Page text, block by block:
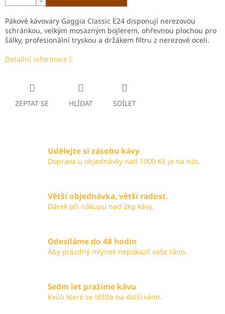
Pákové kávovary Gaggia Classic E24 disponují nerezovou
schránkou, velkým mosazným bojlerem, ohřevnou plochou pro
šálky, profesionální tryskou a držákem filtru z nerezové oceli.
Detailní informace
ZEPTAT SE HLÍDAT SDÍLET
Udělejte si zásobu kávy
Doprava u objednávky nad 1000 Kč je na nás.
Větší objednávka, větší radost.
Dárek při nákupu nad 2kg kávy.
Odesíláme do 48 hodin
Aby prázdný mlýnek nepokazil vaše ráno.
Sedm let pražíme kávu
Kvůli které se těšíte na další ráno.